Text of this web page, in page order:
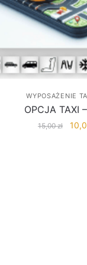
WYPOSAŻENIE
OPCJA TAXI
15,00zł